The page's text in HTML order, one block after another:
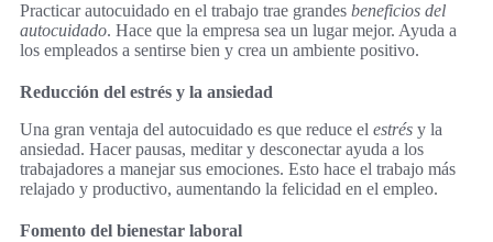
Practicar autocuidado en el trabajo trae grandes beneficios del
autocuidado. Hace que la empresa sea un lugar mejor. Ayuda a
los empleados a sentirse bien y crea un ambiente positivo.
Reducción del estrés y la ansiedad
Una gran ventaja del autocuidado es que reduce el estrés y la
ansiedad. Hacer pausas, meditar y desconectar ayuda a los
trabajadores a manejar sus emociones. Esto hace el trabajo más
relajado y productivo, aumentando la felicidad en el empleo.
Fomento del bienestar laboral